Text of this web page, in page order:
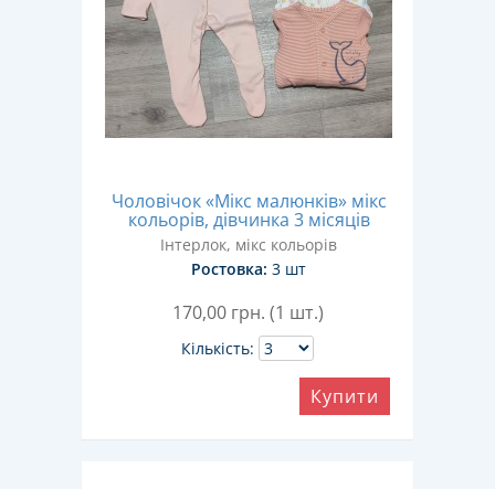
Чоловічок «Мікс малюнків» мікс
кольорів, дівчинка 3 місяців
Інтерлок, мікс кольорів
Ростовка: 3 шт
170,00 грн. (1 шт.)
Кількість:
Купити